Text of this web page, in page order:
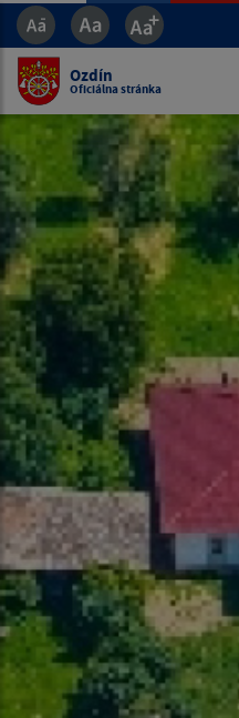
Ozdín
Oficiálna stránka